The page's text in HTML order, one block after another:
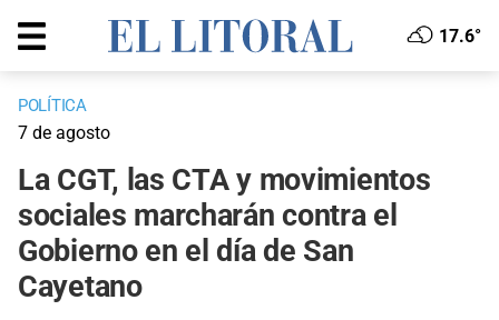
17.6°
POLÍTICA
7 de agosto
La CGT, las CTA y movimientos
sociales marcharán contra el
Gobierno en el día de San
Cayetano